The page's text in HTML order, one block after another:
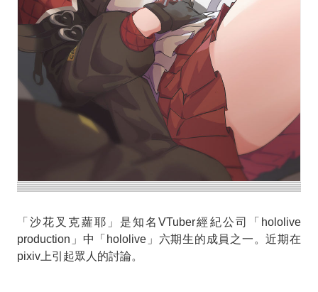
「沙花叉克蘿耶」是知名VTuber經紀公司「hololive
production」中「hololive」六期生的成員之一。近期在
pixiv上引起眾人的討論。